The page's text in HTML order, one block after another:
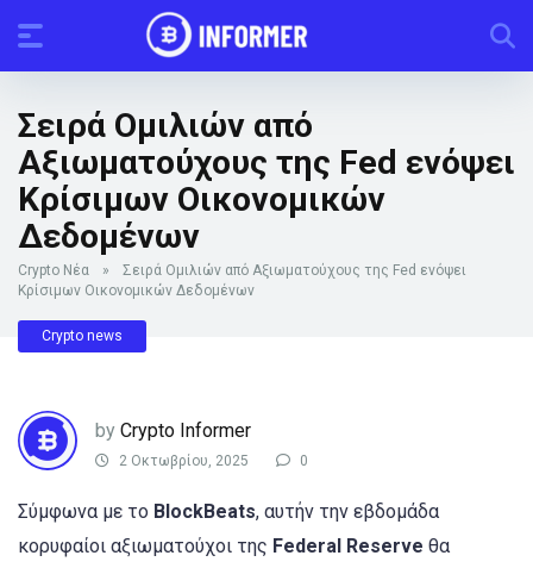
Σειρά Ομιλιών από
Αξιωματούχους της Fed ενόψει
Κρίσιμων Οικονομικών
Δεδομένων
Crypto Νέα »
Σειρά Ομιλιών από Αξιωματούχους της Fed ενόψει
Κρίσιμων Οικονομικών Δεδομένων
Crypto news
by Crypto Informer
2 Οκτωβρίου, 2025 0
Σύμφωνα με το BlockBeats, αυτήν την εβδομάδα
κορυφαίοι αξιωματούχοι της Federal Reserve θα